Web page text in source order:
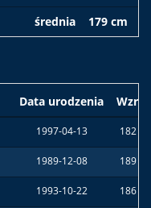
średnia 179 cm
Data urodzenia
1997-04-13 182
1989-12-08 189
1993-10-22 186